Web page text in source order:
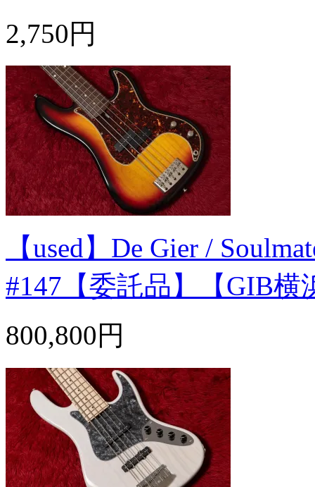
2,750円
【used】De Gier /
#147【委託品】【GIB横
800,800円